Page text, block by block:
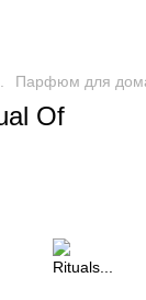
Парфюм для
Of